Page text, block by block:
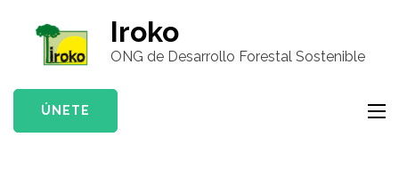
contenido
(presiona
tecla
Iroko
ONG de Desarrollo Forestal Sostenible
ÚNETE